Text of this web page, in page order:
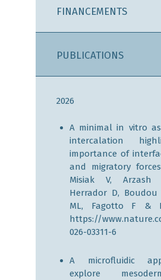
FINANCEMENTS
PUBLICATIONS
2026
A minimal in vitro
intercalation
importance of
and migratory
Misiak V, Arzash
Herrador D, Boudou
ML, Fagotto F &
https://
026-03311-6
A microfluidic
explore